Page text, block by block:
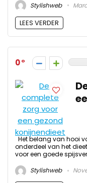
Stylishweb
LEES VERDER
0
Het belang van hooi
onderdeel van het
voor een goede
Stylishweb